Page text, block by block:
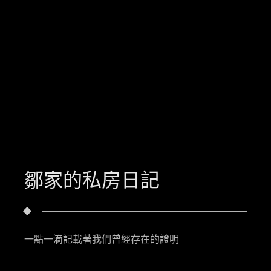
鄒家的私房日記
一點一滴記載著我們曾經存在的證明